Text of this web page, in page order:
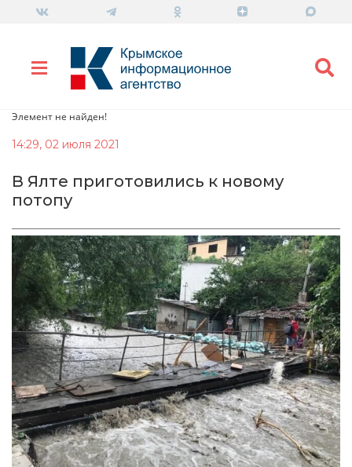
Элемент не найден!
14:29, 02 июля 2021
В Ялте приготовились к новому
потопу